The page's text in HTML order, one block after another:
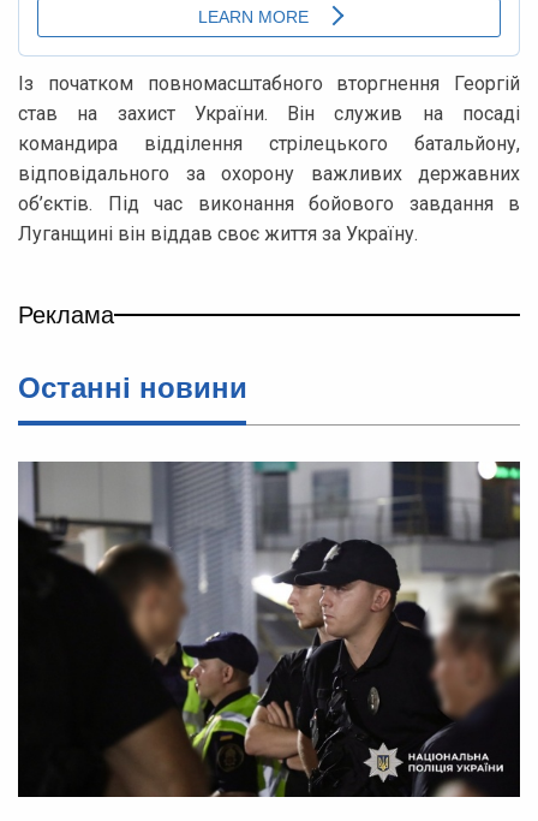
Із початком повномасштабного вторгнення Георгій
став на захист України. Він служив на посаді
командира відділення стрілецького батальйону,
відповідального за охорону важливих державних
об’єктів. Під час виконання бойового завдання в
Луганщині він віддав своє життя за Україну.
Реклама
Останні новини